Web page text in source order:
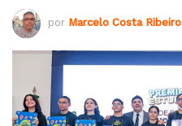
por Marcelo Costa Ribeiro